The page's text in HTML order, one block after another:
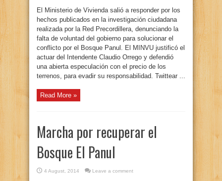
El Ministerio de Vivienda salió a responder por los
hechos publicados en la investigación ciudadana
realizada por la Red Precordillera, denunciando la
falta de voluntad del gobierno para solucionar el
conflicto por el Bosque Panul. El MINVU justificó el
actuar del Intendente Claudio Orrego y defendió
una abierta especulación con el precio de los
terrenos, para evadir su responsabilidad. Twittear ...
Read More »
Marcha por recuperar el
Bosque El Panul
4 August, 2014 Leave a comment